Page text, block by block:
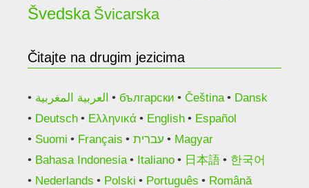
Švedska Švicarska
Čitajte na drugim jezicima
العربية المغربية български Čeština
Dansk
Deutsch
Ελληνικά English
Español
Suomi
Français עברית
Magyar
Bahasa Indonesia
Italiano 日本語
한국어
Nederlands
Polski Português
Română